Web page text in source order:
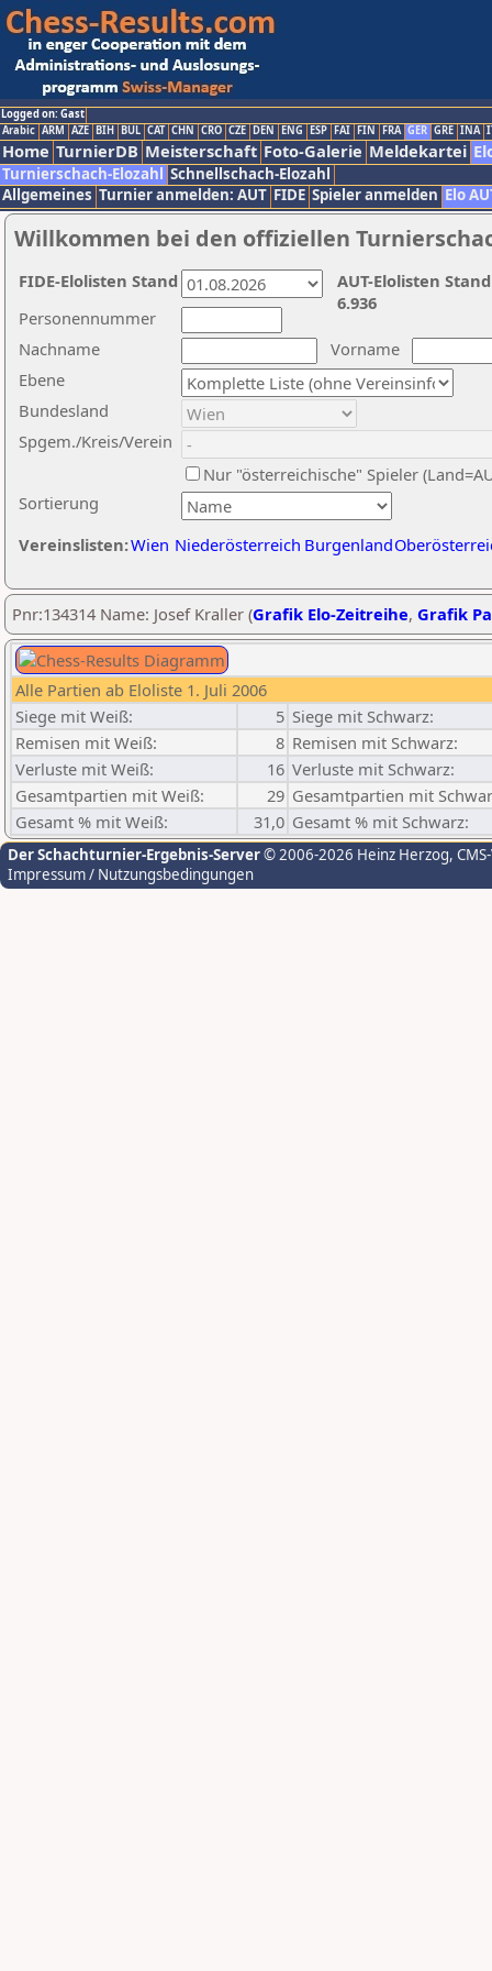
Logged on: Gast
Arabic ARM AZE BIH BUL CAT CHN CRO CZE DEN ENG ESP FAI FIN FRA GER GRE INA
Home TurnierDB Meisterschaft Foto-Galerie Meldekartei
Turnierschach-Elozahl Schnellschach-Elozahl
Allgemeines Turnier anmelden: AUT FIDE Spieler anmelden Elo
Willkommen bei den offiziellen
Nachname
Vorname
Ebene
Sortierung
Personennummer
Bundesland
Spgem./Kreis/Verein
Nur "österreichische" Spieler
Vereinslisten:Wien Niederösterreich Burgenland
AUT-Elolisten
6.936
FIDE-Elolisten Stand
Pnr:134314 Name: Josef Kraller (Grafik Elo-Zeitreihe, Grafik
Alle Partien ab Eloliste 1. Juli 2006
Siege mit Weiß:
5 Siege mit Schwarz:
Remisen mit Weiß:
8 Remisen mit Schwarz:
Verluste mit Weiß:
16 Verluste mit Schwarz:
Gesamtpartien mit Weiß:
29 Gesamtpartien mit
Gesamt % mit Weiß:
31,0 Gesamt % mit Schwarz:
Der Schachturnier-Ergebnis-Server© 2006-2026 Heinz Herzog,
Impressum / Nutzungsbedingungen